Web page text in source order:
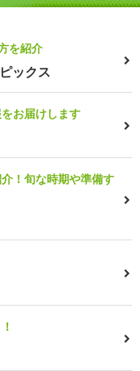
を紹介
ックス
お届けします
！旬な時期や準備す